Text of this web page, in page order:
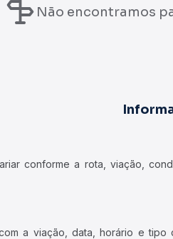
Não encontramos
conforme a rota, viação,
a viação, data, horário e